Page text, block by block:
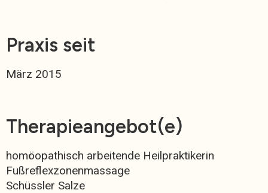
Praxis seit
März 2015
Therapieangebot(e)
homöopathisch arbeitende Heilpraktikerin
Fußreflexzonenmassage
Schüssler Salze